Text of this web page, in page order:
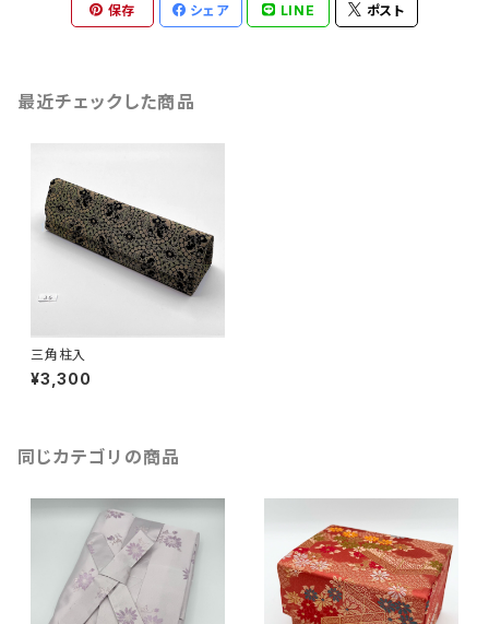
保存 シェア LINE ポスト
最近チェックした商品
三角柱入
¥3,300
同じカテゴリの商品